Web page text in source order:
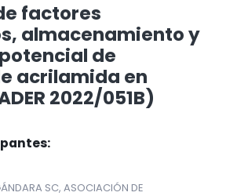
factores
almacenamiento y
de
acrilamida en
2022/051B)
SC, ASOCIACIÓN DE